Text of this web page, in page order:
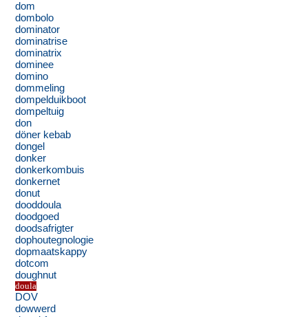
dom
dombolo
dominator
dominatrise
dominatrix
dominee
domino
dommeling
dompelduikboot
dompeltuig
don
döner kebab
dongel
donker
donkerkombuis
donkernet
donut
dooddoula
doodgoed
doodsafrigter
dophoutegnologie
dopmaatskappy
dotcom
doughnut
doula
DOV
dowwerd